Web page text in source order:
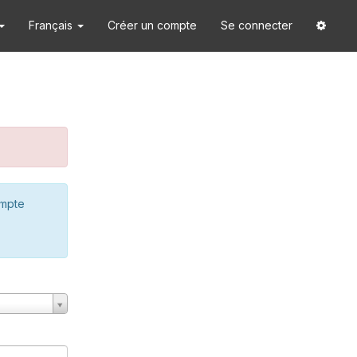
Français Créer un compte Se connecter